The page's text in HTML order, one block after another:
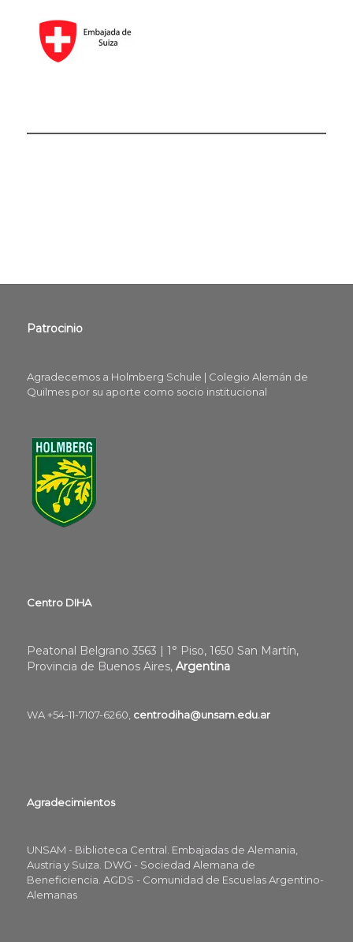
Patrocinio
Agradecemos a Holmberg Schule | Colegio Alemán de
Quilmes por su aporte como socio institucional
Centro DIHA
Peatonal Belgrano 3563 | 1° Piso, 1650 San Martín,
Provincia de Buenos Aires, Argentina
WA +54-11-7107-6260, centrodiha@unsam.edu.ar
Agradecimientos
UNSAM - Biblioteca Central. Embajadas de Alemania,
Austria y Suiza. DWG - Sociedad Alemana de
Beneficiencia. AGDS - Comunidad de Escuelas Argentino-
Alemanas